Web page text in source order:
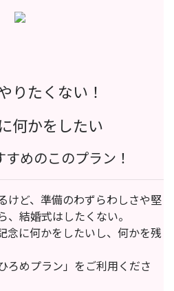
りたくない！
何かをしたい
めのこのプラン！
けど、準備のわずらわしさや堅
結婚式はしたくない。
念に何かをしたいし、何かを残
ろめプラン」をご利用くださ